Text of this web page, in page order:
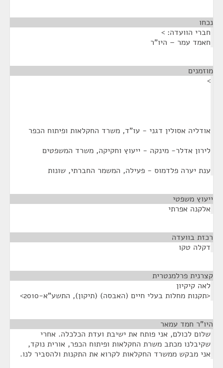
נכחו
חברי הוועדה: >
חאמד עמר – היו"ר
מוזמנים
>
אודליה אסולין דגני - עו"ד, משרד החקלאות ופיתוח הכפר
לירון אדלר- מינקה - ייעוץ וחקיקה, משרד המשפטים
ענת יערה פלדמוס - פעילה, המשמר החברתי, שונות
ייעוץ משפטי
אלקנה אפרתי
רכזת בוועדה
דקלה טקו
קצרנית פרלמנטרית
לאה קיקיון
<תקנות מחלות בעלי חיים (האבסה) (תיקון), התשע"א-2010>
היו"ר חמד עמאר
שלום לכולם, אני פותח את ישיבת ועדת הכלכלה. אחרי
שקיבלנו מכתב משרת החקלאות ופיתוח הכפר, אורית נוקד,
אני מבקש ממשרד החקלאות לקרוא את התקנות ולהסביר לנו.